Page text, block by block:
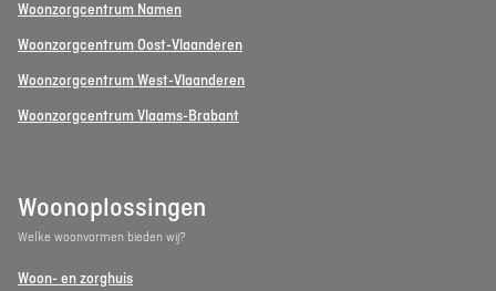
Woonzorgcentrum Namen
Woonzorgcentrum Oost-Vlaanderen
Woonzorgcentrum West-Vlaanderen
Woonzorgcentrum Vlaams-Brabant
Woonoplossingen
Welke woonvormen bieden wij?
Woon- en zorghuis